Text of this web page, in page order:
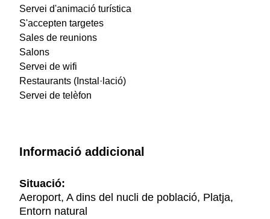
Servei d'animació turística
S'accepten targetes
Sales de reunions
Salons
Servei de wifi
Restaurants (Instal·lació)
Servei de telèfon
Informació addicional
Situació:
Aeroport, A dins del nucli de població, Platja,
Entorn natural